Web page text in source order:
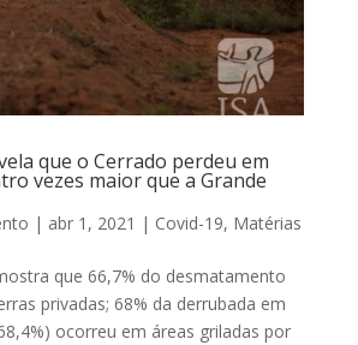
que o Cerrado perdeu em
vezes maior que a Grande
| abr 1, 2021 | Covid-19, Matérias
que 66,7% do desmatamento
privadas; 68% da derrubada em
ocorreu em áreas griladas por